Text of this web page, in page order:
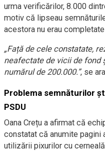
urma verificărilor, 8.000
motiv că lipseau
acestora nu erau
„Față de cele constatate,
neafectate de vicii de fond
numărul de 200.000.”, se
Problema semnăturilor
PSDU
Oana Crețu a afirmat că
constatat că anumite pagini
utilizării pixurilor cu